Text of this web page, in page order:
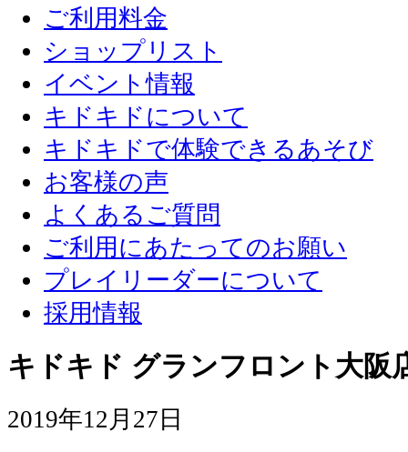
ご利用料金
ショップリスト
イベント情報
キドキドについて
キドキドで体験できるあそび
お客様の声
よくあるご質問
ご利用にあたってのお願い
プレイリーダーについて
採用情報
キドキド グランフロント大阪
2019年12月27日